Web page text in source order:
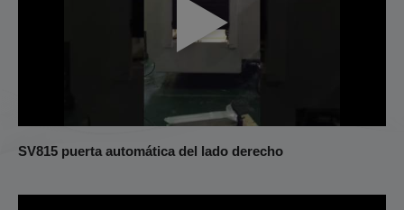
SV815 puerta automática del lado derecho